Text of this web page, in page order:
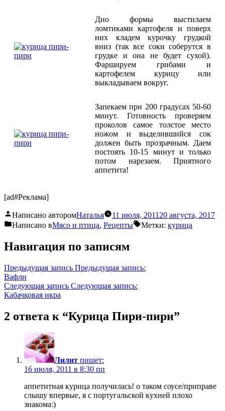
Дно формы выстилаем
ломтиками картофеля и поверх
них кладем курочку грудкой
вниз (так все соки соберутся в
грудке и она не будет сухой).
Фаршируем грибами и
картофелем курицу или
выкладываем вокруг.
Запекаем при 200 градусах 50-60
минут. Готовность проверяем
проколов самое толстое место
ножом и выделившийся сок
должен быть прозрачным. Даем
постоять 10-15 минут и только
потом нарезаем. Приятного
аппетита!
[ad#Реклама]
Написано авторомНаталья 11 июля, 2011 20 августа, 2017
Написано вМясо и птица, Рецепты Метки: курица
Навигация по записям
Предыдущая запись Предыдущая запись:
Вафли
Следующая запись Следующая запись:
Кабачковая икра
2 ответа к “Курица Пири-пири”
Лилит пишет:
16 июля, 2011 в 8:30 пп
аппетитная курица получилась! о таком соусе/приправе
слышу впервые, я с португальской кухней плохо
знакома:)